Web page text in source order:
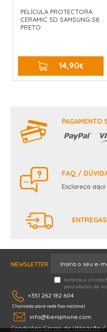
PELÍCULA PROTECTORA
CERAMIC 5D SAMSUNG S8
PRETO
14,90€
PAGAMENTO
FAQ /
Esclareça
NEWSLETTER
Autorizo a
para efeitos de
+351 262 182 604
Chamada para rede fixa nacional
info@beniphone.com
Condições Gerais de Utilização/